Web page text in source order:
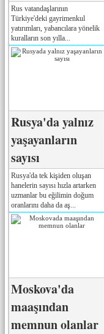
Rus vatandaşlarının
Türkiye'deki gayrimenkul
yatırımları, yabancılara yönelik
kuralların son yılla...
Rusya'da yalnız
yaşayanların
sayısı
Rusya'da tek kişiden oluşan
hanelerin sayısı hızla artarken
uzmanlar bu eğilimin doğum
oranlarını daha da aş...
Moskova'da
maaşından
memnun olanlar